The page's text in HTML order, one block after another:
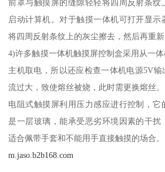
前罩与触摸屏的缝隙轻轻将四周反射条纹
启动计算机。对于触摸一体机可打开显示
将四周反射条纹上的灰尘擦去，然后再重新
4)许多触摸一体机触摸屏控制盒采用从一
主机取电，所以还应检查一体机电源5V
流过大，致使熔丝被烧，此时需更换熔丝。
电阻式触摸屏利用压力感应进行控制，
是一层玻璃，能承受恶劣环境因素的干扰
适合佩带手套和不能用手直接触摸的场合。
m.jaso.b2b168.com